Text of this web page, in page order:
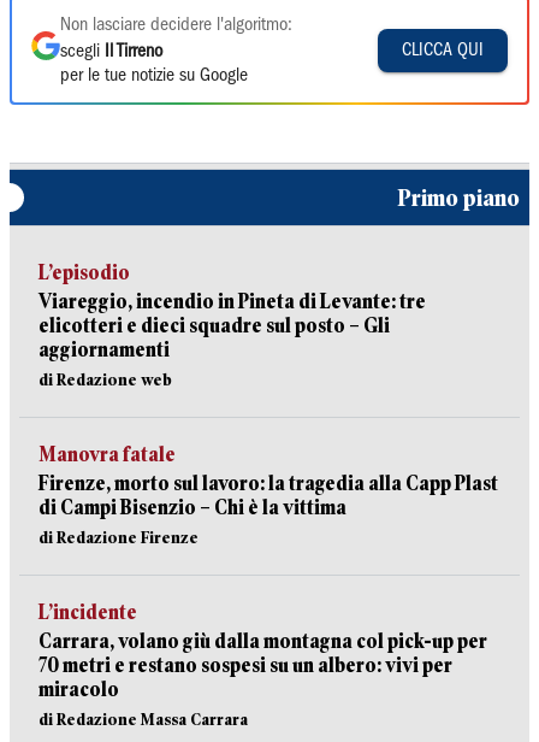
Non lasciare decidere l'algoritmo:
scegli
Il Tirreno
per le tue notizie su Google
CLICCA QUI
Primo piano
L’episodio
Viareggio, incendio in Pineta di Levante: tre
elicotteri e dieci squadre sul posto – Gli
aggiornamenti
di Redazione web
Manovra fatale
Firenze, morto sul lavoro: la tragedia alla Capp Plast
di Campi Bisenzio – Chi è la vittima
di Redazione Firenze
L’incidente
Carrara, volano giù dalla montagna col pick-up per
70 metri e restano sospesi su un albero: vivi per
miracolo
di Redazione Massa Carrara